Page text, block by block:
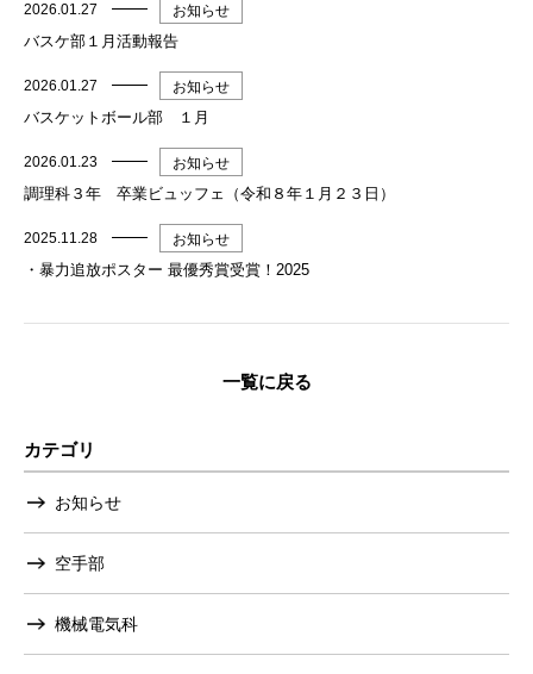
2026.01.27 お知らせ
バスケ部１月活動報告
2026.01.27 お知らせ
バスケットボール部 １月
2026.01.23 お知らせ
調理科３年 卒業ビュッフェ（令和８年１月２３日）
2025.11.28 お知らせ
・暴力追放ポスター 最優秀賞受賞！2025
一覧に戻る
カテゴリ
お知らせ
空手部
機械電気科